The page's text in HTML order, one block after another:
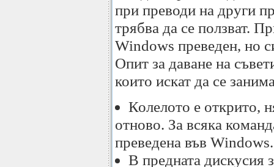
при преводи на други
трябва да се ползват.
Windows преведен, но
Опит за даване на
които искат да се
Колелото е открито,
отново. За всяка
преведена във Windows.
В предната дискусия